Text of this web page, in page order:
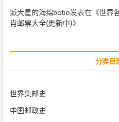
派大星的海绵bobo发表在《世界
肖邮票大全(更新中)》
分类目
世界集邮史
中国邮政史